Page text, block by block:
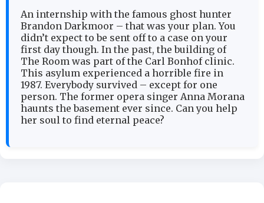
An internship with the famous ghost hunter
Brandon Darkmoor – that was your plan. You
didn’t expect to be sent off to a case on your
first day though. In the past, the building of
The Room was part of the Carl Bonhof clinic.
This asylum experienced a horrible fire in
1987. Everybody survived – except for one
person. The former opera singer Anna Morana
haunts the basement ever since. Can you help
her soul to find eternal peace?